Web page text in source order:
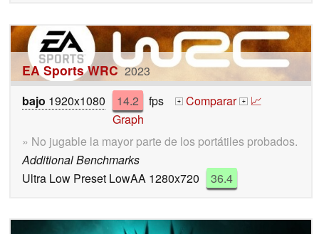
EA Sports WRC 2023
bajo 1920x1080 14.2 fps + Comparar + 📈
Graph
» No jugable la mayor parte de los portátiles probados.
Additional Benchmarks
Ultra Low Preset LowAA 1280x720
36.4